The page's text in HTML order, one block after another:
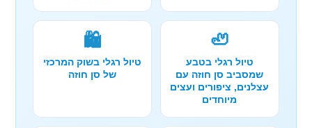
🦥
טיול רגלי בטבע
שמסביב סן חוזה עם
עצלנים, ציפורים ועצים
מיוחדים
🛍️
טיול רגלי בשוק המרכזי
של סן חוזה